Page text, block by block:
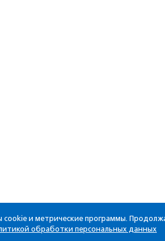
и метрические программы.
обработки персональных данных